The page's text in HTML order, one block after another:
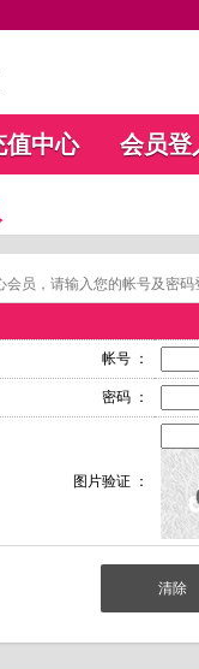
值中心 会员登
会员，请输入您的帐号及密
帐号 ：
密码 ：
图片验证 ：